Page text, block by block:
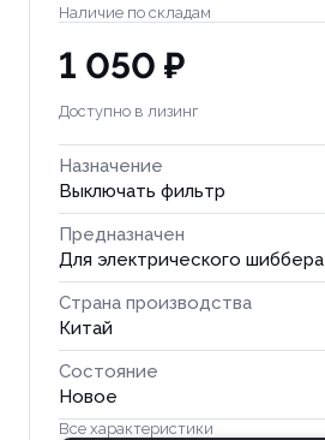
Наличие по складам
1 050 ₽
Доступно в лизинг
Назначение
Выключать фильтр
Предназначен
Для электрического шиббера
Страна производства
Китай
Состояние
Новое
Все характеристики